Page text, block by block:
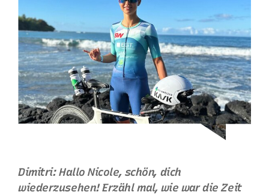
Dimitri: Hallo Nicole, schön, dich
wiederzusehen! Erzähl mal, wie war die Zeit